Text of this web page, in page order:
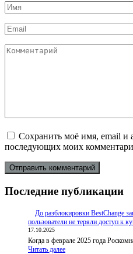
Имя
*
Email
*
Комментарий
Сохранить моё имя, email и
последующих моих
Последние публикации
До разблокировки BestChange
пользователи не теряли доступ к
17.10.2025
Когда в феврале 2025 года
Читать далее: